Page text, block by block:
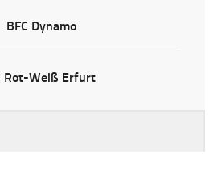
BFC Dynamo
Rot-Weiß Erfurt